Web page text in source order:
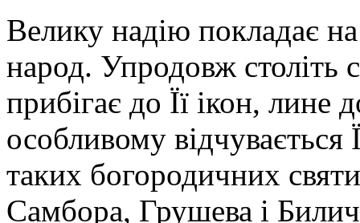
Велику надію покладає
народ. Упродовж століть
прибігає до Її ікон, лине
особливому відчувається
таких богородичних
Самбора, Грушева і